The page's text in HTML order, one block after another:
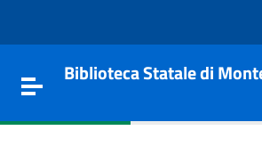
Toggle navigation
Biblioteca Statale di